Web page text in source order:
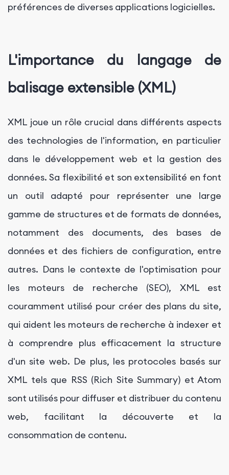
préférences de diverses applications logicielles.
L'importance du langage de
balisage extensible (XML)
XML joue un rôle crucial dans différents aspects
des technologies de l'information, en particulier
dans le développement web et la gestion des
données. Sa flexibilité et son extensibilité en font
un outil adapté pour représenter une large
gamme de structures et de formats de données,
notamment des documents, des bases de
données et des fichiers de configuration, entre
autres. Dans le contexte de l'optimisation pour
les moteurs de recherche (SEO), XML est
couramment utilisé pour créer des plans du site,
qui aident les moteurs de recherche à indexer et
à comprendre plus efficacement la structure
d'un site web. De plus, les protocoles basés sur
XML tels que RSS (Rich Site Summary) et Atom
sont utilisés pour diffuser et distribuer du contenu
web, facilitant la découverte et la
consommation de contenu.